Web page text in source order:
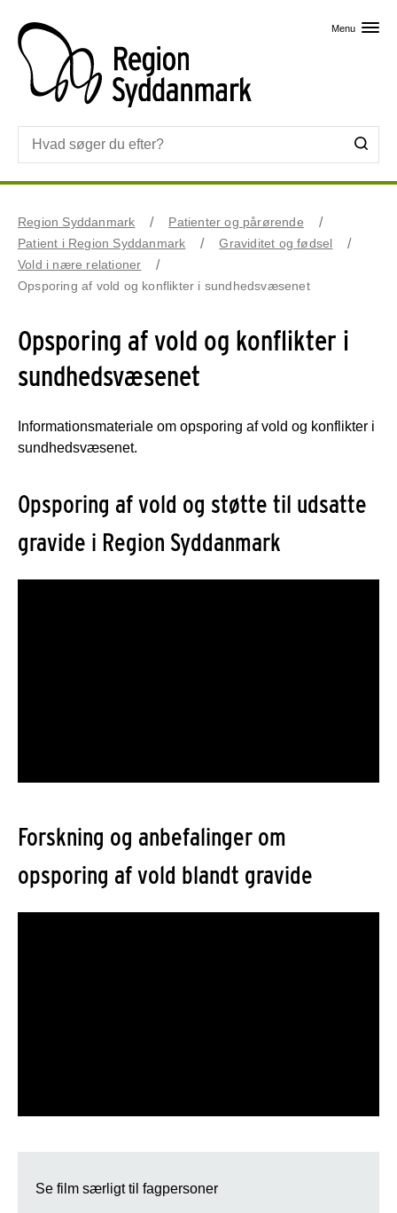
Menu
Region Syddanmark
Patienter og pårørende
Patient i Region Syddanmark
Graviditet og fødsel
Vold i nære relationer
Opsporing af vold og konflikter i sundhedsvæsenet
Opsporing af vold og konflikter i
sundhedsvæsenet
Informationsmateriale om opsporing af vold og konflikter i
sundhedsvæsenet.
Opsporing af vold og støtte til udsatte
gravide i Region Syddanmark
Forskning og anbefalinger om
opsporing af vold blandt gravide
Se film særligt til fagpersoner